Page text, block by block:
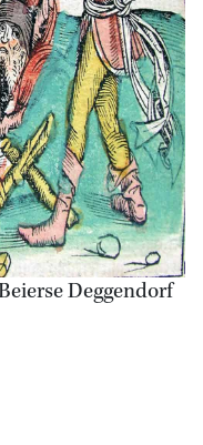
Deggendorf